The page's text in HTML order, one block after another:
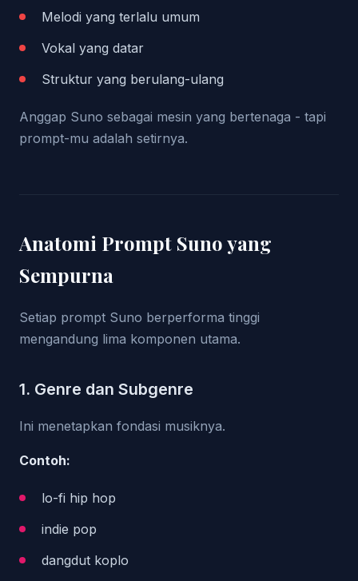
Melodi yang terlalu umum
Vokal yang datar
Struktur yang berulang-ulang
Anggap Suno sebagai mesin yang bertenaga - tapi
prompt-mu adalah setirnya.
Anatomi Prompt Suno yang
Sempurna
Setiap prompt Suno berperforma tinggi
mengandung lima komponen utama.
1. Genre dan Subgenre
Ini menetapkan fondasi musiknya.
Contoh:
lo-fi hip hop
indie pop
dangdut koplo